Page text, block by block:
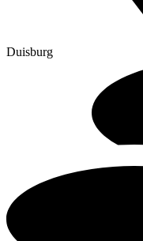
Duisburg